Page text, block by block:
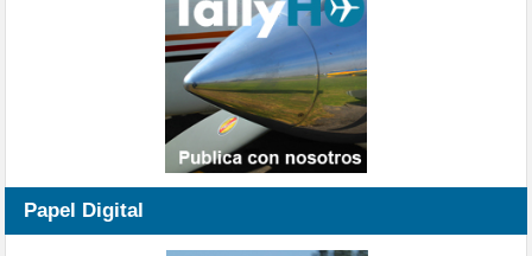
Papel Digital